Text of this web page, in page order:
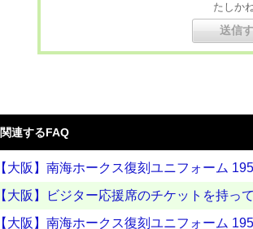
たしか
関連するFAQ
【大阪】南海ホークス復刻ユニフォーム
【大阪】ビジター応援席のチケットを持っ
【大阪】南海ホークス復刻ユニフォーム